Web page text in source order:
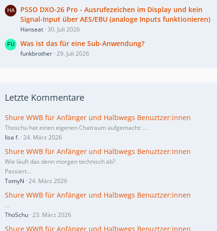
PSSO DXO-26 Pro - Ausrufezeichen im Display und kein
Signal-Input über AES/EBU (analoge Inputs funktionieren)
Hanseat 30. Juli 2026
Was ist das für eine Sub-Anwendung?
funkbrother 29. Juli 2026
Letzte Kommentare
Shure WWB für Anfänger und Halbwegs Benuztzer:innen
Thoschu hat einen eigenen Chatraum aufgemacht: …
lisa f. 24. März 2026
Shure WWB für Anfänger und Halbwegs Benuztzer:innen
Wie läuft das denn morgen technisch ab?
Passiert…
TomyN 24. März 2026
Shure WWB für Anfänger und Halbwegs Benuztzer:innen
…
ThoSchu 23. März 2026
Shure WWB für Anfänger und Halbwegs Benuztzer:innen